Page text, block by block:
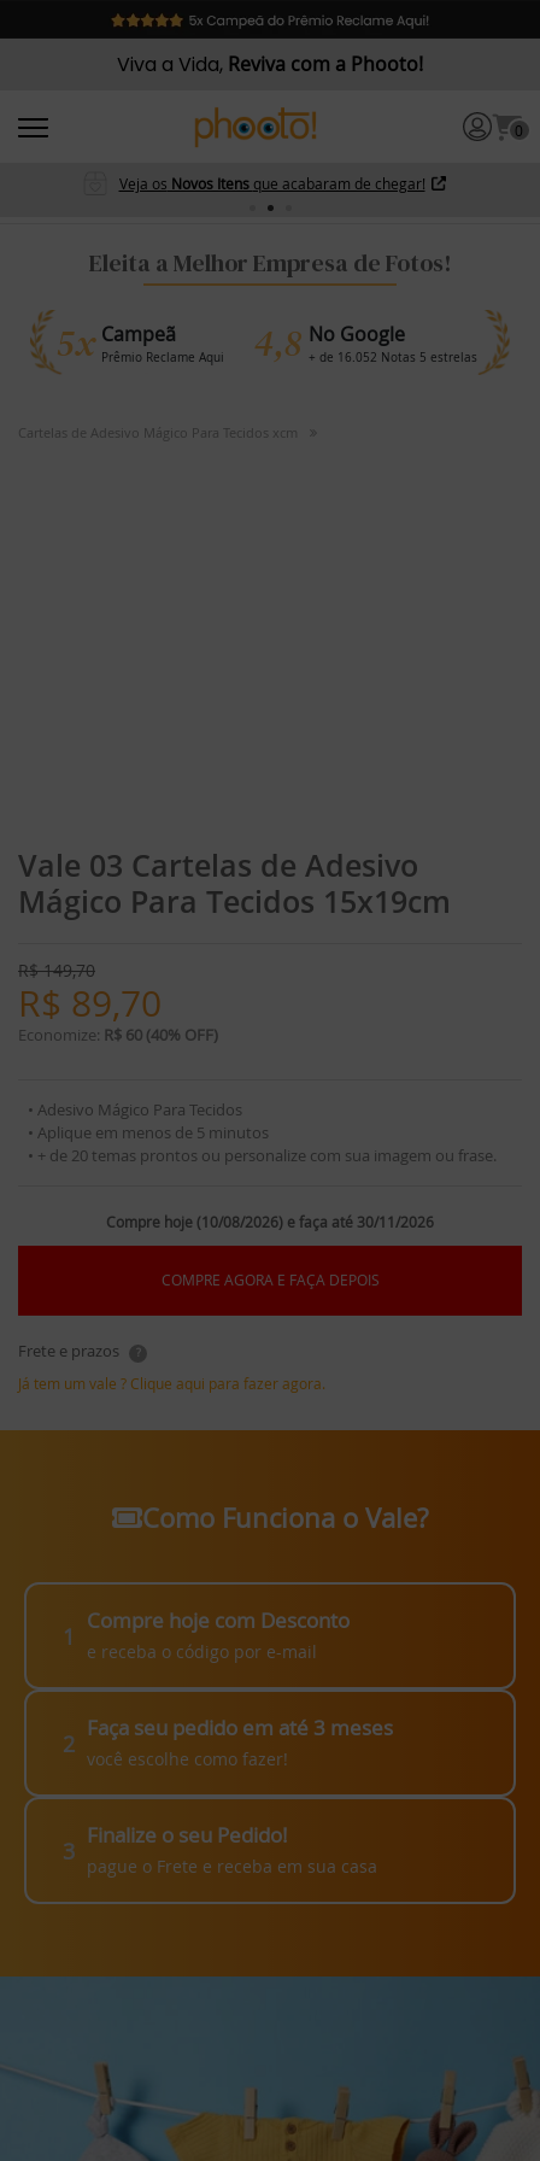
Viva a Vida, Reviva com a Phooto!
0
Veja os Novos Itens que acabaram de chegar!
Eleita a Melhor Empresa de Fotos!
5x Campeã
Prêmio Reclame Aqui 4,8 No Google
+ de 16.052 Notas 5 estrelas
Cartelas de Adesivo Mágico Para Tecidos xcm
Vale 03 Cartelas de Adesivo
Mágico Para Tecidos 15x19cm
R$149,70
R$ 89,70
Economize: R$ 60 (40% OFF)
• Adesivo Mágico Para Tecidos
• Aplique em menos de 5 minutos
• + de 20 temas prontos ou personalize com sua imagem ou frase.
Compre hoje (10/08/2026) e faça até 30/11/2026
COMPRE AGORA E FAÇA DEPOIS
Frete e prazos ?
Já tem um vale ? Clique aqui para fazer agora.
Como Funciona o Vale?
1
Compre hoje com Desconto
e receba o código por e-mail
2
Faça seu pedido em até 3 meses
você escolhe como fazer!
3
Finalize o seu Pedido!
pague o Frete e receba em sua casa